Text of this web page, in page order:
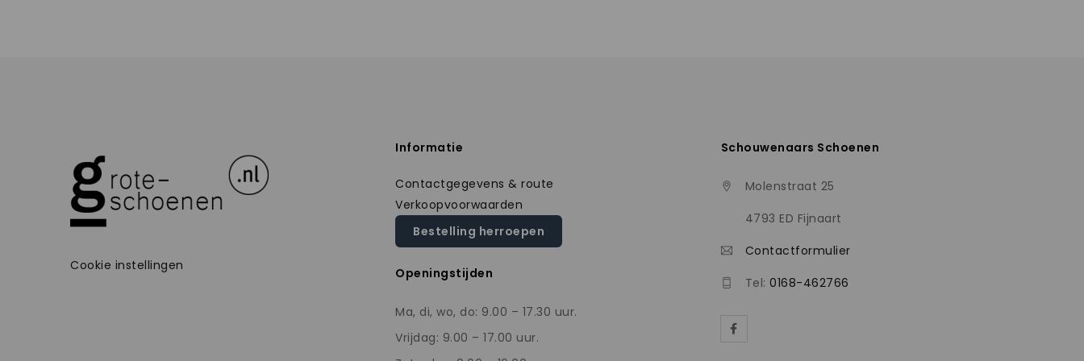
Cookie instellingen
Informatie
Contactgegevens & route
Verkoopvoorwaarden
Bestelling herroepen
Openingstijden
Ma, di, wo, do: 9.00 – 17.30 uur.
Vrijdag: 9.00 – 17.00 uur.
Schouwenaars Schoenen
Molenstraat 25
4793 ED Fijnaart
Contactformulier
Tel:0168-462766